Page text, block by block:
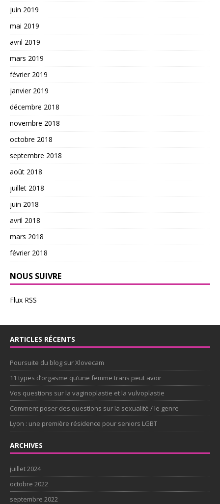
juin 2019
mai 2019
avril 2019
mars 2019
février 2019
janvier 2019
décembre 2018
novembre 2018
octobre 2018
septembre 2018
août 2018
juillet 2018
juin 2018
avril 2018
mars 2018
février 2018
NOUS SUIVRE
Flux RSS
ARTICLES RÉCENTS
Poursuite du blog sur Xlovecam
11 types d’orgasme qu’une femme trans peut avoir
Vos questions sur la vaginoplastie et la vulvoplastie
Comment poser des questions sur la sexualité / le genre
Lyon : une première résidence pour seniors LGBT
ARCHIVES
juillet 2024
octobre 2022
septembre 2022